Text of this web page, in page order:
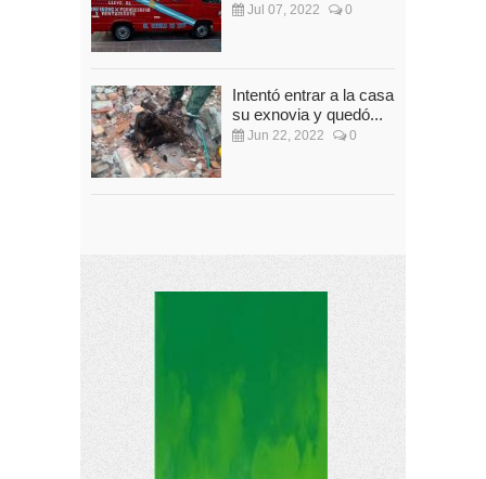
Jul 07, 2022 0
Intentó entrar a la casa de
su exnovia y quedó...
Jun 22, 2022 0